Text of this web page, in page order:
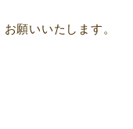
願いいたします。